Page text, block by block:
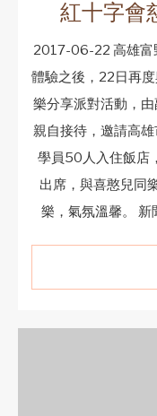
紅十字會
2017-06-22 高雄富
體驗之後，22日再
樂分享派對活動，
親自接待，邀請高
學員50人入住飯店
出席，與喜憨兒同
樂，氣氛溫馨。 新